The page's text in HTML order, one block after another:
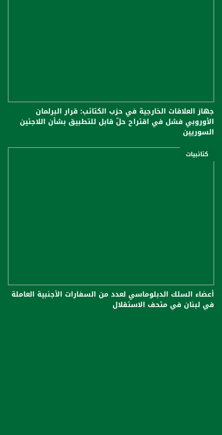
جهاز العلاقات الخارجية في حزب الكتائب: قرار البرلمان
الأوروبي فشل في اقتراح حلّ قابل للتطبيق بشأن اللاجئين
السوريين
كتائبيات
أعضاء السلك الدبلوماسي لعدد من السفارات الأجنبية العاملة
في لبنان في متحف الاستقلال